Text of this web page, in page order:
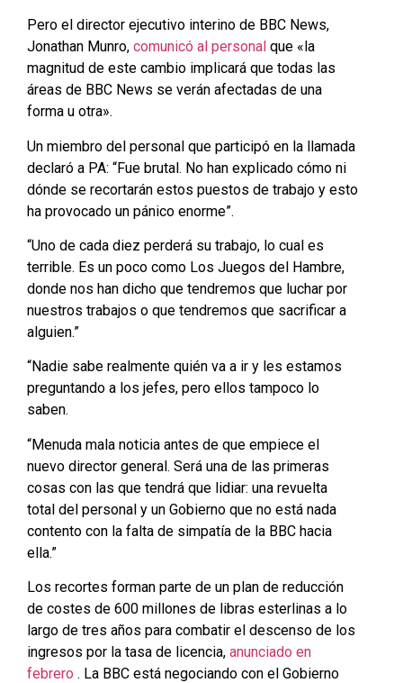
Pero el director ejecutivo interino de BBC News,
Jonathan Munro, comunicó al personal que «la
magnitud de este cambio implicará que todas las
áreas de BBC News se verán afectadas de una
forma u otra».
Un miembro del personal que participó en la llamada
declaró a PA: “Fue brutal. No han explicado cómo ni
dónde se recortarán estos puestos de trabajo y esto
ha provocado un pánico enorme”.
“Uno de cada diez perderá su trabajo, lo cual es
terrible. Es un poco como Los Juegos del Hambre,
donde nos han dicho que tendremos que luchar por
nuestros trabajos o que tendremos que sacrificar a
alguien.”
“Nadie sabe realmente quién va a ir y les estamos
preguntando a los jefes, pero ellos tampoco lo
saben.
“Menuda mala noticia antes de que empiece el
nuevo director general. Será una de las primeras
cosas con las que tendrá que lidiar: una revuelta
total del personal y un Gobierno que no está nada
contento con la falta de simpatía de la BBC hacia
ella.”
Los recortes forman parte de un plan de reducción
de costes de 600 millones de libras esterlinas a lo
largo de tres años para combatir el descenso de los
ingresos por la tasa de licencia, anunciado en
febrero . La BBC está negociando con el Gobierno